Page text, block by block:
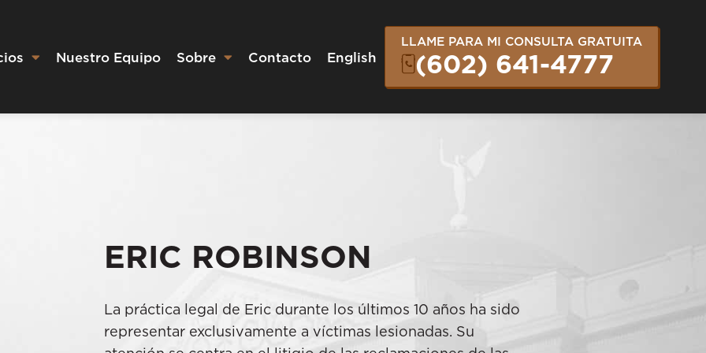
Nuestro Equipo Sobre Contacto English
LLAME PARA MI CONSULTA GRATUITA
(602) 641-4777
ERIC ROBINSON
La práctica legal de Eric durante los últimos 10 años ha sido
representar exclusivamente a víctimas lesionadas. Su